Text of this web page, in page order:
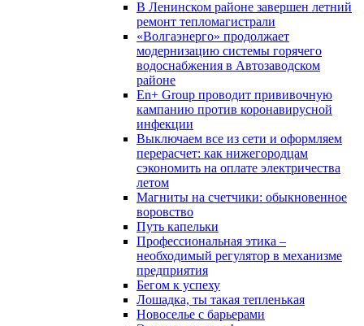
В Ленинском районе завершен летний
ремонт тепломагистрали
«Волгаэнерго» продолжает
модернизацию системы горячего
водоснабжения в Автозаводском
районе
En+ Group проводит прививочную
кампанию против коронавирусной
инфекции
Выключаем все из сети и оформляем
перерасчет: как нижегородцам
сэкономить на оплате электричества
летом
Магниты на счетчики: обыкновенное
воровство
Путь капельки
Профессиональная этика –
необходимый регулятор в механизме
предприятия
Бегом к успеху
Лошадка, ты такая тепленькая
Новоселье с барьерами